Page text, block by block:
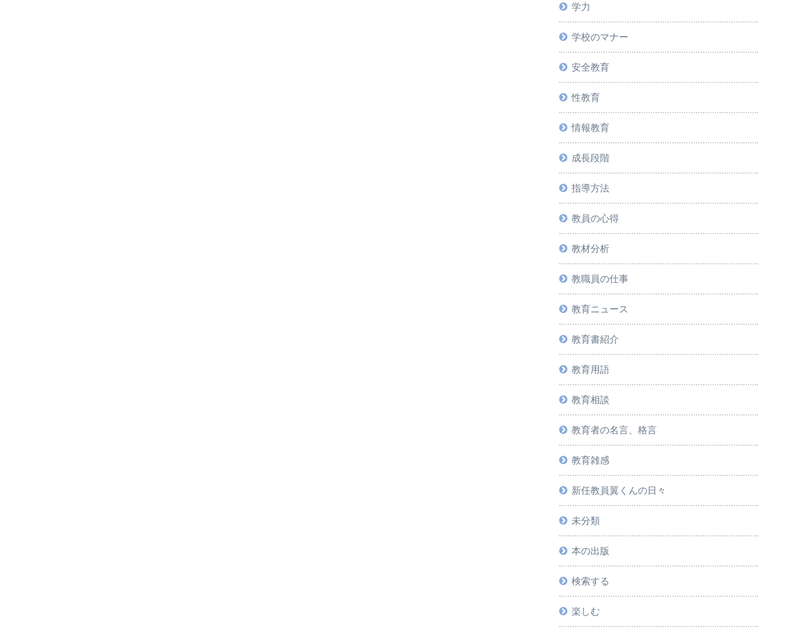
学力
学校のマナー
安全教育
性教育
情報教育
成長段階
指導方法
教員の心得
教材分析
教職員の仕事
教育ニュース
教育書紹介
教育用語
教育相談
教育者の名言、格言
教育雑感
新任教員翼くんの日々
未分類
本の出版
検索する
楽しむ